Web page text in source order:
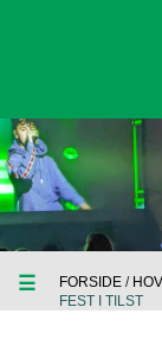
☰ FORSIDE /
FEST I TILST